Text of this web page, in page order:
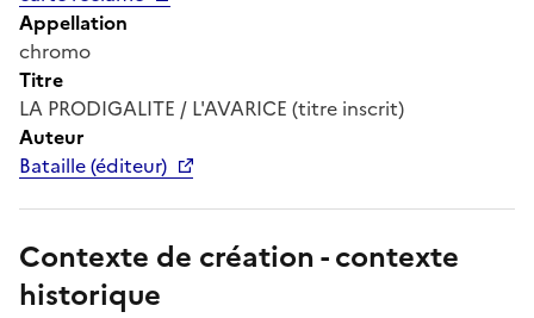
Appellation
chromo
Titre
LA PRODIGALITE / L'AVARICE (titre inscrit)
Auteur
Bataille (éditeur)
Contexte de création - contexte
historique